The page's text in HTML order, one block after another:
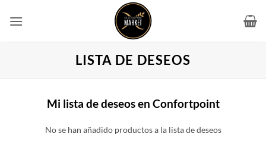
LISTA DE DESEOS
Mi lista de deseos en Confortpoint
No se han añadido productos a la lista de deseos